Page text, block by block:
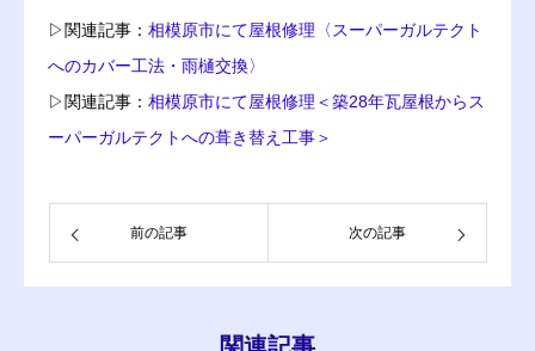
▷関連記事： 相模原市にて屋根修理〈スーパーガルテクト
へのカバー工法・雨樋交換〉
▷関連記事： 相模原市にて屋根修理＜築28年瓦屋根からス
ーパーガルテクトへの葺き替え工事＞
前の記事 次の記事